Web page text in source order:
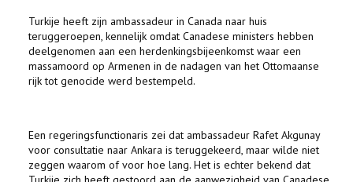
EGLISE
LE CENTRE
CONTACT
Turkije heeft zijn ambassadeur in Canada naar huis
teruggeroepen, kennelijk omdat Canadese ministers hebben
deelgenomen aan een herdenkingsbijeenkomst waar een
massamoord op Armenen in de nadagen van het Ottomaanse
rijk tot genocide werd bestempeld.
Een regeringsfunctionaris zei dat ambassadeur Rafet Akgunay
voor consultatie naar Ankara is teruggekeerd, maar wilde niet
zeggen waarom of voor hoe lang. Het is echter bekend dat